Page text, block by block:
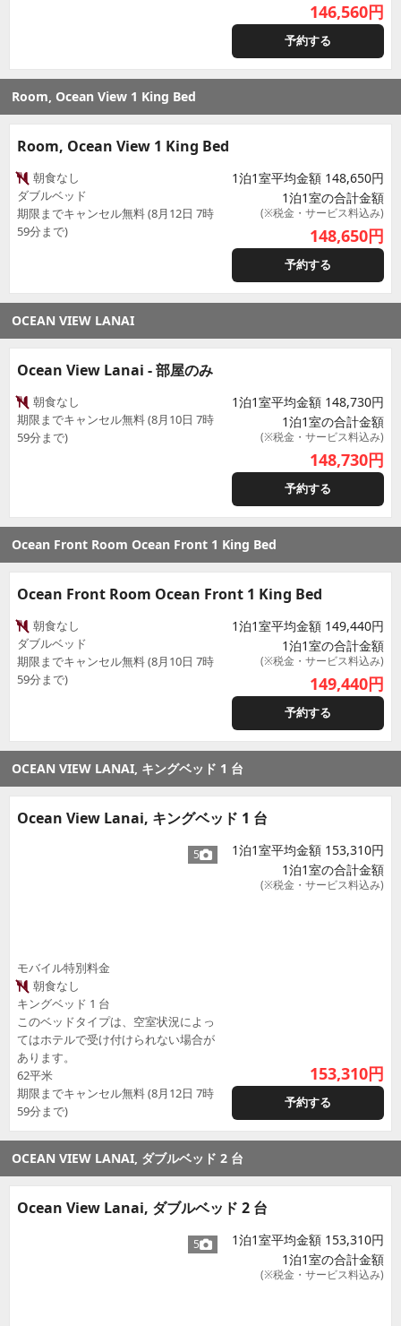
146,560円
予約する
Room, Ocean View 1 King Bed
Room, Ocean View 1 King Bed
朝食なし
ダブルベッド
期限までキャンセル無料 (8月12日 7時
59分まで)
1泊1室平均金額 148,650円
1泊1室の合計金額
(※税金・サービス料込み)
148,650円
予約する
OCEAN VIEW LANAI
Ocean View Lanai - 部屋のみ
朝食なし
期限までキャンセル無料 (8月10日 7時
59分まで)
1泊1室平均金額 148,730円
1泊1室の合計金額
(※税金・サービス料込み)
148,730円
予約する
Ocean Front Room Ocean Front 1 King Bed
Ocean Front Room Ocean Front 1 King Bed
朝食なし
ダブルベッド
期限までキャンセル無料 (8月10日 7時
59分まで)
1泊1室平均金額 149,440円
1泊1室の合計金額
(※税金・サービス料込み)
149,440円
予約する
OCEAN VIEW LANAI, キングベッド 1 台
Ocean View Lanai, キングベッド 1 台
5
モバイル特別料金
朝食なし
キングベッド 1 台
このベッドタイプは、空室状況によっ
てはホテルで受け付けられない場合が
あります。
62平米
期限までキャンセル無料 (8月12日 7時
59分まで)
1泊1室平均金額 153,310円
1泊1室の合計金額
(※税金・サービス料込み)
153,310円
予約する
OCEAN VIEW LANAI, ダブルベッド 2 台
Ocean View Lanai, ダブルベッド 2 台
5
1泊1室平均金額 153,310円
1泊1室の合計金額
(※税金・サービス料込み)